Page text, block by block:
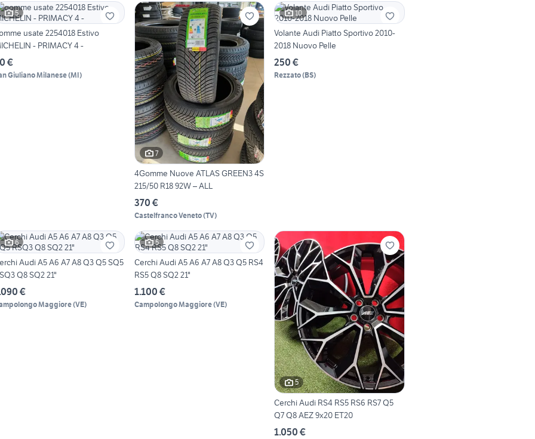
5
usate 2254018 Estivo
- PRIMACY 4 -
€
Giuliano Milanese(MI)
7
4Gomme Nuove ATLAS GREEN3 4S
215/50 R18 92W – ALL
370 €
Castelfranco Veneto(TV)
10
Volante Audi Piatto Sportivo 2010-
2018 Nuovo Pelle
250 €
Rezzato(BS)
6
Audi A5 A6 A7 A8 Q3 Q5 SQ5
Q8 SQ2 21"
€
Maggiore(VE)
5
Cerchi Audi A5 A6 A7 A8 Q3 Q5 RS4
RS5 Q8 SQ2 21"
1.100 €
Campolongo Maggiore(VE)
5
Cerchi Audi RS4 RS5 RS6 RS7 Q5
Q7 Q8 AEZ 9x20 ET20
1.050 €